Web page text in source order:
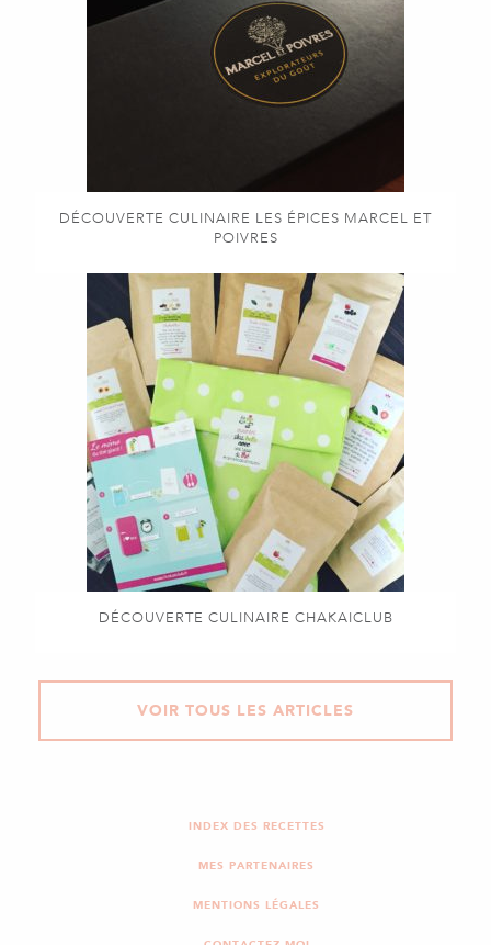
DÉCOUVERTE CULINAIRE LES ÉPICES MARCEL ET
POIVRES
DÉCOUVERTE CULINAIRE CHAKAICLUB
VOIR TOUS LES ARTICLES
INDEX DES RECETTES
MES PARTENAIRES
MENTIONS LÉGALES